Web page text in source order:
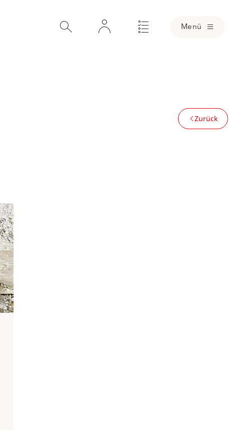
Menü
Zurück